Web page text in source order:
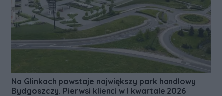
Na Glinkach powstaje największy park handlowy
Bydgoszczy. Pierwsi klienci w I kwartale 2026